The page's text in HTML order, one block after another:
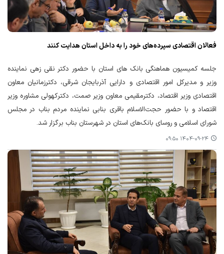
فعالان اقتصادی سپرده‌های خود را به داخل استان هدایت کنند
جلسه کمیسیون هماهنگی بانک های استان با حضور دکتر نقی زهی نماینده
وزیر و مدیرکل امور اقتصادی و دارایی آذربایجان شرقی، دکترزمانیان معاون
اقتصادی وزیر اقتصاد، دکترمقیمی معاون وزیر صمت، دکترکهولی مشاوره وزیر
اقتصاد و با حضور حجت‌الاسلام باقری بنابی نماینده مردم بناب در مجلس
شورای اسلامی و روسای بانک‌های استان در شهرستان بناب برگزار شد.
۱۴۰۴-۰۹-۲۴ ۰۹:۵۰